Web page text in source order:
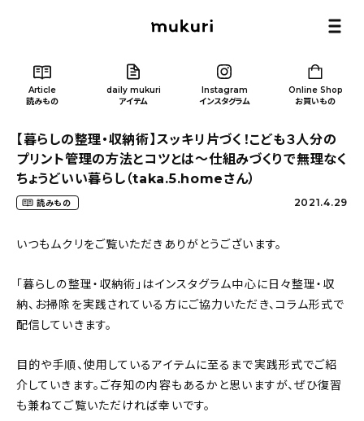
Article
読みもの
daily mukuri
アイテム
Instagram
インスタグラム
Online Shop
お買いもの
新着記事
おすすめの記事
【暮らしの整理・収納術】スッキリ片づく！こども３人分の
プリント管理の方法とコツとは～仕組みづくりで無理なく
ちょうどいい暮らし（taka.5.homeさん）
読みもの 2021.4.29
いつもムクリをご覧いただきありがとうございます。
「暮らしの整理・収納術」はインスタグラム中心に日々整理・収
納、お掃除を実践されている方にご協力いただき、コラム形式で
配信していきます。
目的や手順、使用しているアイテムに至るまで実践形式でご紹
介していきます。ご存知の内容もあるかと思いますが、ぜひ復習
も兼ねてご覧いただければ幸いです。